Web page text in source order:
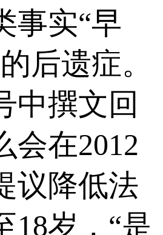
事实“早
后遗症。
中撰文回
会在2012
议降低法
18岁，“是